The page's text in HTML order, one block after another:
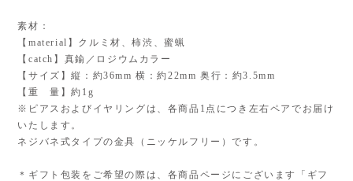
素材：
【material】クルミ材、柿渋、蜜蝋
【catch】真鍮／ロジウムカラー
【サイズ】縦：約36mm 横：約22mm 奥行：約3.5mm
【重 量】約1g
※ピアスおよびイヤリングは、各商品1点につき左右ペアでお届け
いたします。
ネジバネ式タイプの金具（ニッケルフリー）です。
＊ギフト包装をご希望の際は、各商品ページにございます「ギフ